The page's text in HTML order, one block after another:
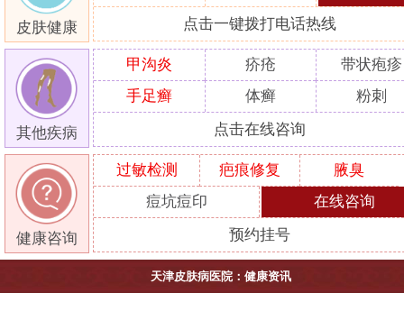
皮肤健康 点击一键拨打电话热线
其他疾病
甲沟炎 疥疮
带状疱疹
手足癣
体癣 粉刺
点击在线咨询
健康咨询
过敏检测 疤痕修复
腋臭
痘坑痘印
在线咨询
预约挂号
天津皮肤病医院：健康资讯